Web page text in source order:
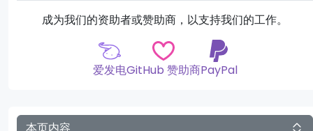
成为我们的资助者或赞助商，以支持我们的工作。
爱发电GitHub 赞助商PayPal